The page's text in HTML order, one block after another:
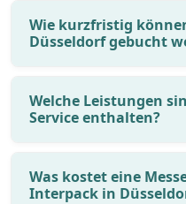
Wie kurzfristig
Düsseldorf gebucht
Welche Leistungen
Service enthalten?
Was kostet eine
Interpack in